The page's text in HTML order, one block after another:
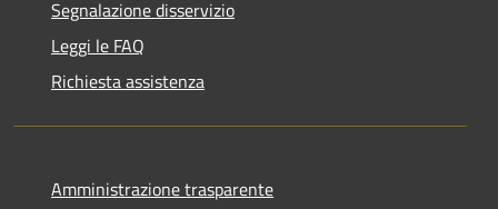
Segnalazione disservizio
Leggi le FAQ
Richiesta assistenza
Amministrazione trasparente